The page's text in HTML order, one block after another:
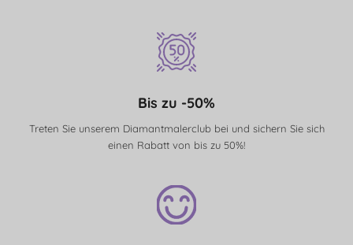
Bis zu -50%
Treten Sie unserem Diamantmalerclub bei und sichern Sie sich
einen Rabatt von bis zu 50%!